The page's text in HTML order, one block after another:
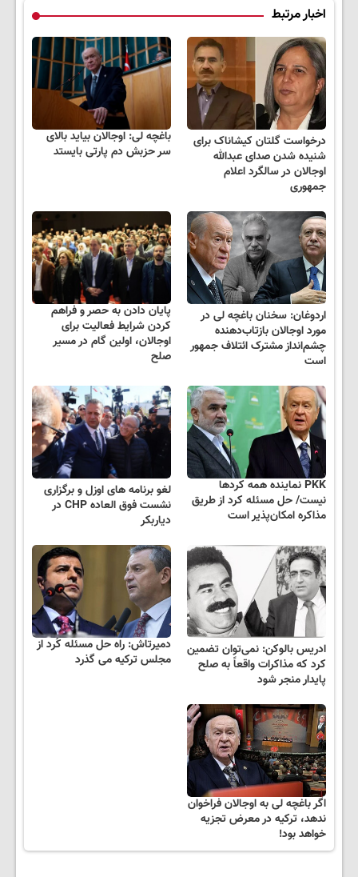
اخبار مرتبط
درخواست گلتان کیشاناک برای
شنیده شدن صدای عبدالله
اوجالان در سالگرد اعلام
جمهوری
باغچه لی: اوجالان بیاید بالای
سر حزبش دم پارتی بایستد
اردوغان: سخنان باغچه لی در
مورد اوجالان بازتاب‌دهنده
چشم‌انداز مشترک ائتلاف جمهور
است
پایان دادن به حصر و فراهم
کردن شرایط فعالیت برای
اوجالان، اولین گام در مسیر
صلح
PKK نماینده همه کردها
نیست/ حل مسئله کرد از طریق
مذاکره امکان‌پذیر است
لغو برنامه های اوزل و برگزاری
نشست فوق العاده CHP در
دیاربکر
ادریس بالوکن: نمی‌توان تضمین
کرد که مذاکرات واقعاً به صلح
پایدار منجر شود
دمیرتاش: راه حل مسئله کُرد از
مجلس ترکیه می گذرد
اگر باغچه لی به اوجالان فراخوان
ندهد، ترکیه در معرض تجزیه
خواهد بود!